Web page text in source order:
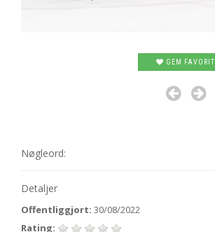
GEM FAVORIT
Nøgleord:
Detaljer
Offentliggjort: 30/08/2022
Rating: